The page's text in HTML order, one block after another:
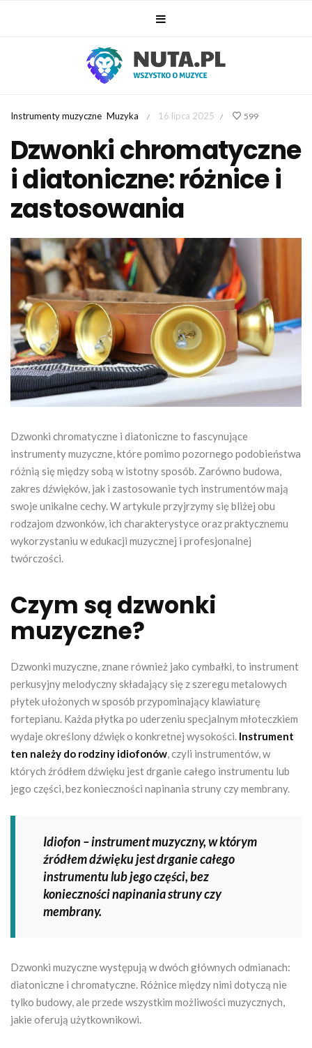
Instrumenty muzyczne Muzyka / 16 lipca 2025 / 599
Dzwonki chromatyczne
i diatoniczne: różnice i
zastosowania
Dzwonki chromatyczne i diatoniczne to fascynujące
instrumenty muzyczne, które pomimo pozornego podobieństwa
różnią się między sobą w istotny sposób. Zarówno budowa,
zakres dźwięków, jak i zastosowanie tych instrumentów mają
swoje unikalne cechy. W artykule przyjrzymy się bliżej obu
rodzajom dzwonków, ich charakterystyce oraz praktycznemu
wykorzystaniu w edukacji muzycznej i profesjonalnej
twórczości.
Czym są dzwonki
muzyczne?
Dzwonki muzyczne, znane również jako cymbałki, to instrument
perkusyjny melodyczny składający się z szeregu metalowych
płytek ułożonych w sposób przypominający klawiaturę
fortepianu. Każda płytka po uderzeniu specjalnym młoteczkiem
wydaje określony dźwięk o konkretnej wysokości. Instrument
ten należy do rodziny idiofonów , czyli instrumentów, w
których źródłem dźwięku jest drganie całego instrumentu lub
jego części, bez konieczności napinania struny czy membrany.
Idiofon – instrument muzyczny, w którym
źródłem dźwięku jest drganie całego
instrumentu lub jego części, bez
konieczności napinania struny czy
membrany.
Dzwonki muzyczne występują w dwóch głównych odmianach:
diatoniczne i chromatyczne. Różnice między nimi dotyczą nie
tylko budowy, ale przede wszystkim możliwości muzycznych,
jakie oferują użytkownikowi.